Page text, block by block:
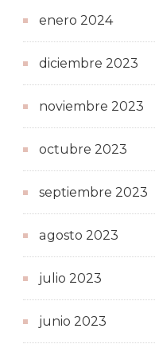
enero 2024
diciembre 2023
noviembre 2023
octubre 2023
septiembre 2023
agosto 2023
julio 2023
junio 2023